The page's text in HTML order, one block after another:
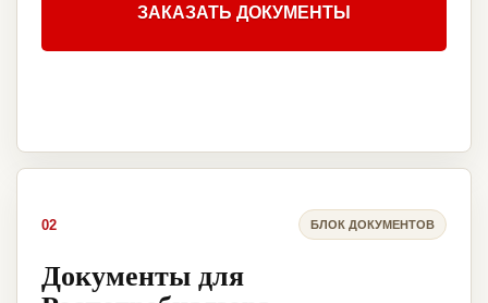
ЗАКАЗАТЬ ДОКУМЕНТЫ
02 БЛОК ДОКУМЕНТОВ
Документы для